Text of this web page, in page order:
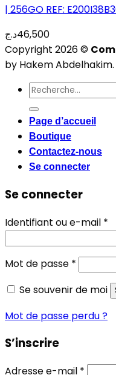
| 256GO REF:
46,500د.ج
Copyright 2026 ©
by Hakem Abdelhakim.
Recherche
pour :
Page d’accueil
Boutique
Contactez-nous
Se connecter
Se connecter
Identifiant ou e-mail *
Mot de passe *
Se souvenir de moi
Mot de passe perdu ?
S’inscrire
Adresse e-mail *